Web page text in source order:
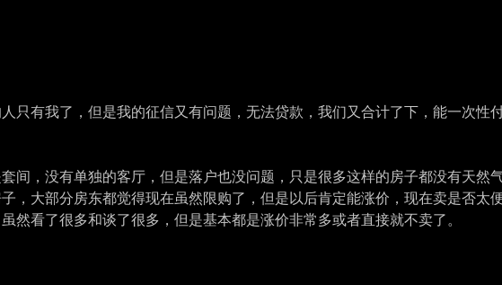
只有我了，但是我的征信又有问题，无法贷款，我们又合计了下，能一次性
间，没有单独的客厅，但是落户也没问题，只是很多这样的房子都没有天然
，大部分房东都觉得现在虽然限购了，但是以后肯定能涨价，现在卖是否太
然看了很多和谈了很多，但是基本都是涨价非常多或者直接就不卖了。